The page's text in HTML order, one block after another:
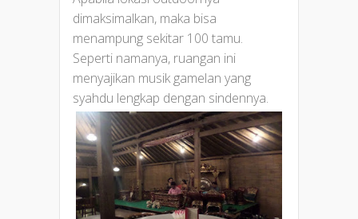
dimaksimalkan, maka bisa
menampung sekitar 100 tamu.
Seperti namanya, ruangan ini
menyajikan musik gamelan yang
syahdu lengkap dengan sindennya.